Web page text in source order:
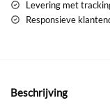
Levering met
Responsieve
Beschrijving